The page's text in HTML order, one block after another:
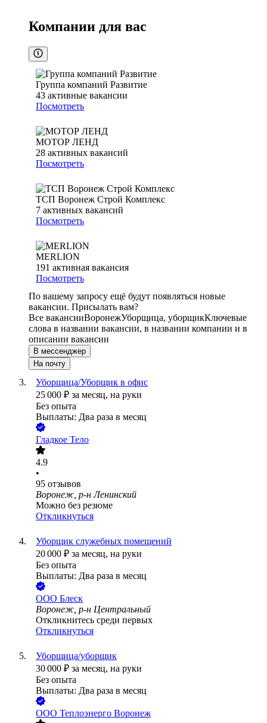
Компании для вас
Группа компаний Развитие
43 активные вакансии
Посмотреть
МОТОР ЛЕНД
28 активных вакансий
Посмотреть
ТСП Воронеж Строй Комплекс
7 активных вакансий
Посмотреть
MERLION
191 активная вакансия
Посмотреть
По вашему запросу ещё будут появляться новые
вакансии. Присылать вам?
Все вакансииВоронежУборщица, уборщикКлючевые
слова в названии вакансии, в названии компании и в
описании вакансии
В мессенджер
На почту
Уборщица/Уборщик в офис
25 000 ₽ за месяц, на руки
Без опыта
Выплаты: Два раза в месяц
Гладкое Тело
4.9
•
95 отзывов
Воронеж, р-н Ленинский
Можно без резюме
Откликнуться
Уборщик служебных помещений
20 000 ₽ за месяц, на руки
Без опыта
Выплаты: Два раза в месяц
ООО Блеск
Воронеж, р-н Центральный
Откликнитесь среди первых
Откликнуться
Уборщица/уборщик
30 000 ₽ за месяц, на руки
Без опыта
Выплаты: Два раза в месяц
ООО Теплоэнерго Воронеж